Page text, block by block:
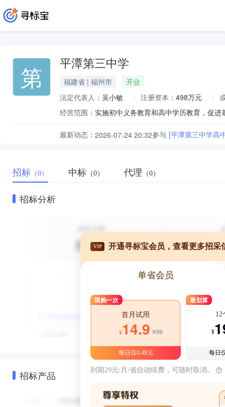
第 平潭第三中学
福建省 | 福州市
开业
法定代表人： 吴小敏 注册资本： 498万元
经营范围： 实施初中义务教育和高中学历教育，促
最新动态： 2026-07-24 20:32参与 [平潭第三中学高
招标 （0） 中标 （0） 代理 （0）
招标分析
招标产品
VIP 开通寻标宝会员，查看更多招采
单省会员
限购一次
首月试用
¥14.9 ¥39
每日仅0.48元
最划算
12
¥
每日
到期29元/月/省自动续费，可随时取消。